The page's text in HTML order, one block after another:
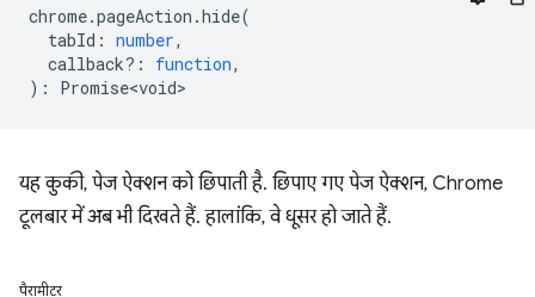
chrome.pageAction .hide(
tabId : number,
callback? : function,
) : Promise<void>
यह कुकी, पेज ऐक्शन को छिपाती है. छिपाए गए पेज ऐक्शन, Chrome
टूलबार में अब भी दिखते हैं. हालांकि, वे धूसर हो जाते हैं.
पैरामीटर